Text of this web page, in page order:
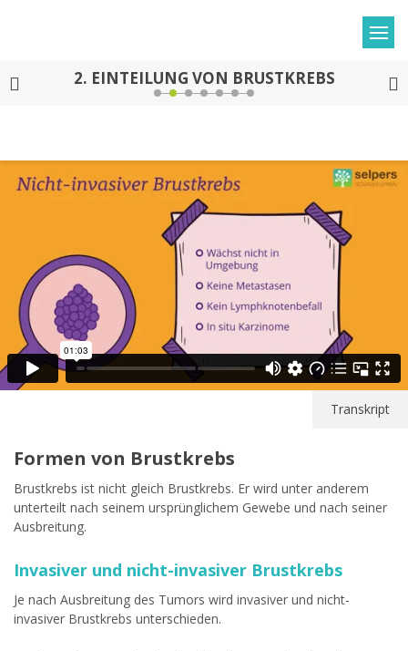
2. EINTEILUNG VON BRUSTKREBS
Transkript
Formen von Brustkrebs
Brustkrebs ist nicht gleich Brustkrebs. Er wird unter anderem
unterteilt nach seinem ursprünglichem Gewebe und nach seiner
Ausbreitung.
Invasiver und nicht-invasiver Brustkrebs
Je nach Ausbreitung des Tumors wird invasiver und nicht-
invasiver Brustkrebs unterschieden.